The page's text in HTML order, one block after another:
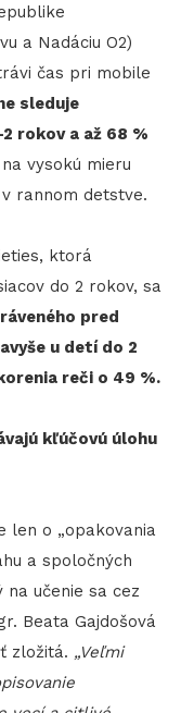
a Nadáciu O2)
čas pri mobile
sleduje
rokov a až 68 %
vysokú mieru
rannom detstve.
ktorá
do 2 rokov, sa
pred
u detí do 2
reči o 49 %.
kľúčovú úlohu
len o „opakovania
a spoločných
na učenie sa cez
Beata Gajdošová
zložitá. „Veľmi